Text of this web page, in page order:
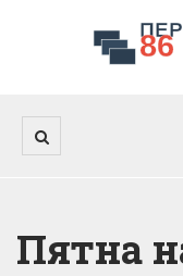
Пятна